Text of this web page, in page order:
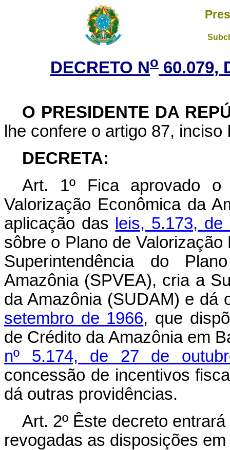
DECRETO No 60.079,
O PRESIDENTE DA
lhe confere o artigo 87,
DECRETA:
Art. 1º Fica aprovado o
Valorização Econômica da
aplicação das leis, 5.173,
sôbre o Plano de
Superintendência do
Amazônia (SPVEA), cria a
da Amazônia (SUDAM) e dá
setembro de 1966, que
de Crédito da Amazônia em
nº 5.174, de 27 de
concessão de incentivos
dá outras providências.
Art. 2º Êste decreto
revogadas as disposições